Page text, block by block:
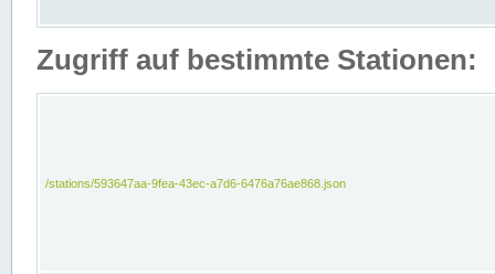
Zugriff auf bestimmte Stationen:
/stations/593647aa-9fea-43ec-a7d6-6476a76ae868.json